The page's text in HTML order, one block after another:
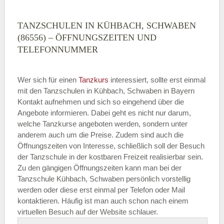
TANZSCHULEN IN KÜHBACH, SCHWABEN
(86556) – ÖFFNUNGSZEITEN UND
TELEFONNUMMER
Wer sich für einen Tanzkurs interessiert, sollte erst einmal
mit den Tanzschulen in Kühbach, Schwaben in Bayern
Kontakt aufnehmen und sich so eingehend über die
Angebote informieren. Dabei geht es nicht nur darum,
welche Tanzkurse angeboten werden, sondern unter
anderem auch um die Preise. Zudem sind auch die
Öffnungszeiten von Interesse, schließlich soll der Besuch
der Tanzschule in der kostbaren Freizeit realisierbar sein.
Zu den gängigen Öffnungszeiten kann man bei der
Tanzschule Kühbach, Schwaben persönlich vorstellig
werden oder diese erst einmal per Telefon oder Mail
kontaktieren. Häufig ist man auch schon nach einem
virtuellen Besuch auf der Website schlauer.